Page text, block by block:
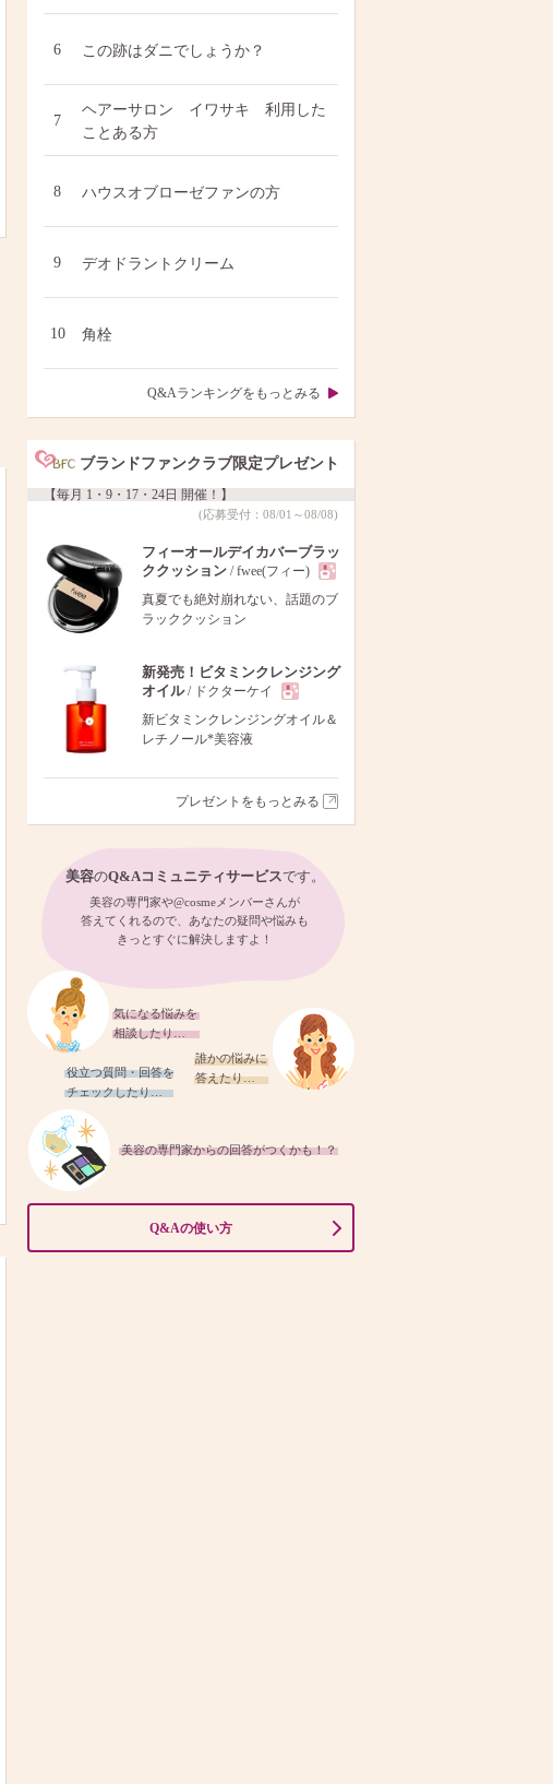
6 この跡はダニでしょうか？
7
ヘアーサロン イワサキ 利用した
ことある方
8 ハウスオブローゼファンの方
9 デオドラントクリーム
10 角栓
Q&Aランキングをもっとみる
ブランドファンクラブ限定プレゼント
【毎月 1・9・17・24日 開催！】
(応募受付：08/01～08/08)
フィーオールデイカバーブラッ
ククッション / fwee(フィー)
現
真夏でも絶対崩れない、話題のブ
ラッククッション
新発売！ビタミンクレンジング
オイル/ ドクターケイ
現
新ビタミンクレンジングオイル＆
レチノール*美容液
プレゼントをもっとみる
美容のQ&Aコミュニティサービスです。
美容の専門家や@cosmeメンバーさんが
答えてくれるので、あなたの疑問や悩みも
きっとすぐに解決しますよ！
気になる悩みを
相談したり…
誰かの悩みに
答えたり…
役立つ質問・回答を
チェックしたり…
美容の専門家からの回答がつくかも！？
Q&Aの使い方